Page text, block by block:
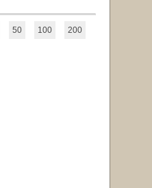
50 100 200